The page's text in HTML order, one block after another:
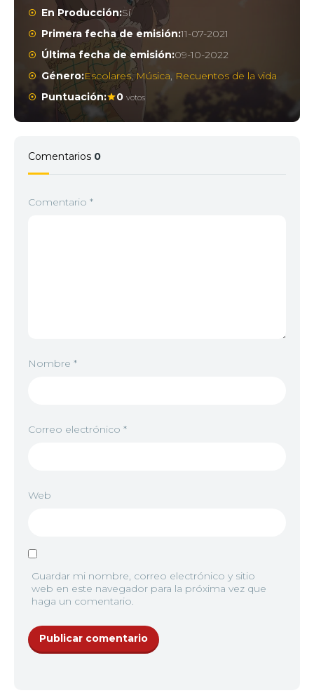
3 <img src="//image.tmdb.org/t/p/w92/
<img src="//image.tmdb.org/t/p/w92/
En Producción:Sí
Primera fecha de emisión:11-07-2021
Última fecha de emisión:09-10-2022
Género:Escolares,Música, Recuentos de la vida
Puntuación:
0 votos
Comentarios 0
Comentario *
Nombre *
Correo electrónico *
Web
Guardar mi nombre, correo electrónico y sitio
web en este navegador para la próxima vez que
haga un comentario.